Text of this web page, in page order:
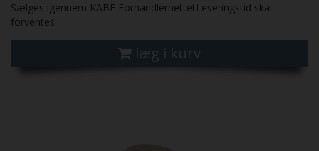
Sælges igennem KABE ForhandlernettetLeveringstid skal
forventes
læg i kurv